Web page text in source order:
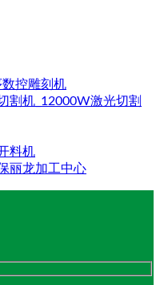
控雕刻机
割机_12000W激光切割
料机
丽龙加工中心